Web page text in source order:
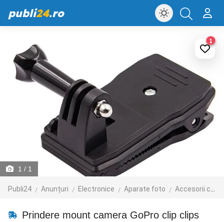
publi24.ro
1 / 1
Publi24 Anunțuri Electronice Aparate foto Accesorii camere foto
1
Prindere mount camera GoPro clip clips